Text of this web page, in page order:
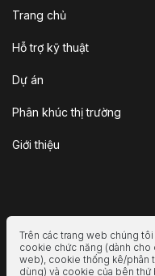
Trang chủ
Hỗ trợ kỹ thuật
Dự án
Phân khúc thị trường
Giới thiệu
Trên các trang web chúng
cookie chức năng (dành cho
web), cookie thống kê/phân
dùng) và cookie của bên thứ